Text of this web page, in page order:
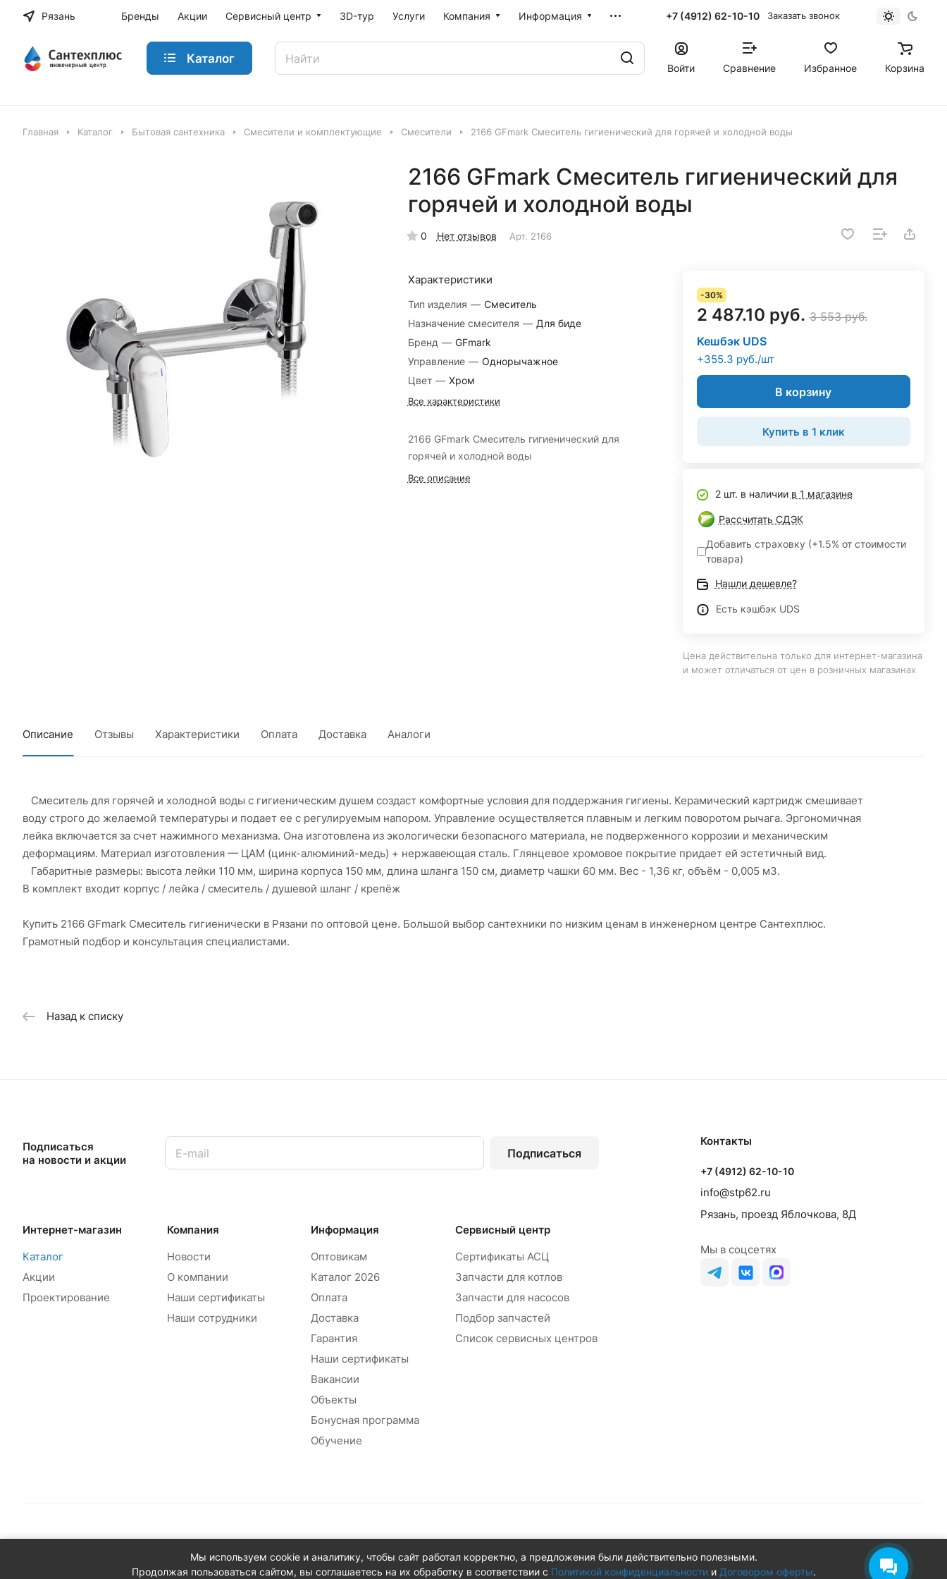
Рязань Бренды Акции Сервисный центр 3D-тур Услуги Компания Информация +7 (4912) 62-10-10 Заказать звонок
Каталог
Войти Сравнение Избранное Корзина
Главная Каталог Бытовая сантехника Смесители и комплектующие Смесители 2166 GFmark Смеситель гигиенический для горячей и холодной воды
2166 GFmark Смеситель гигиенический для
горячей и холодной воды
0 Нет отзывов Арт. 2166
Характеристики
Тип изделия — Смеситель
Назначение смесителя — Для биде
Бренд — GFmark
Управление — Однорычажное
Цвет — Хром
Все характеристики
2166 GFmark Смеситель гигиенический для
горячей и холодной воды
Все описание
-30%
2 487.10 руб. 3 553 руб.
Кешбэк UDS
+355.3 руб./шт
В корзину
Купить в 1 клик
2 шт. в наличии в 1 магазине
Рассчитать СДЭК
Добавить страховку (+1.5% от стоимости
товара)
Нашли дешевле?
Есть кэшбэк UDS
Цена действительна только для интернет-магазина
и может отличаться от цен в розничных магазинах
Описание Отзывы Характеристики Оплата Доставка Аналоги
Смеситель для горячей и холодной воды с гигиеническим душем создаст комфортные условия для поддержания гигиены. Керамический картридж смешивает
воду строго до желаемой температуры и подает ее с регулируемым напором. Управление осуществляется плавным и легким поворотом рычага. Эргономичная
лейка включается за счет нажимного механизма. Она изготовлена из экологически безопасного материала, не подверженного коррозии и механическим
деформациям. Материал изготовления — ЦАМ (цинк-алюминий-медь) + нержавеющая сталь. Глянцевое хромовое покрытие придает ей эстетичный вид.
Габаритные размеры: высота лейки 110 мм, ширина корпуса 150 мм, длина шланга 150 см, диаметр чашки 60 мм. Вес - 1,36 кг, объём - 0,005 м3.
В комплект входит корпус / лейка / смеситель / душевой шланг / крепёж
Купить 2166 GFmark Смеситель гигиенически в Рязани по оптовой цене. Большой выбор сантехники по низким ценам в инженерном центре Сантехплюс.
Грамотный подбор и консультация специалистами.
Назад к списку
Подписаться
на новости и акции
Подписаться
Интернет-магазин
Каталог
Акции
Проектирование
Компания
Новости
О компании
Наши сертификаты
Наши сотрудники
Информация
Оптовикам
Каталог 2026
Оплата
Доставка
Гарантия
Наши сертификаты
Вакансии
Объекты
Бонусная программа
Обучение
Сервисный центр
Сертификаты АСЦ
Запчасти для котлов
Запчасти для насосов
Подбор запчастей
Список сервисных центров
Контакты
+7 (4912) 62-10-10
info@stp62.ru
Рязань, проезд Яблочкова, 8Д
Мы в соцсетях
© 2026 Сантехплюс: Интернет-магазин отопления, водоснабжения
Юридический адрес: 390023, г. Рязань, проезд Яблочкова, д.8Ж
ИНН/КПП: 6230087631/623001001
Мы используем cookie и аналитику, чтобы сайт работал корректно, а предложения были действительно полезными.
Продолжая пользоваться сайтом, вы соглашаетесь на их обработку в соответствии с Политикой конфиденциальностии Договором оферты.
Конфиденциальность Оферта